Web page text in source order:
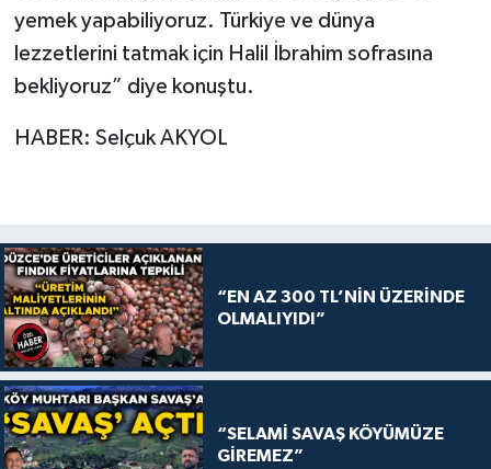
yemek yapabiliyoruz. Türkiye ve dünya
lezzetlerini tatmak için Halil İbrahim sofrasına
bekliyoruz” diye konuştu.
HABER: Selçuk AKYOL
“EN AZ 300 TL’NİN ÜZERİNDE
OLMALIYIDI”
“SELAMİ SAVAŞ KÖYÜMÜZE
GİREMEZ”